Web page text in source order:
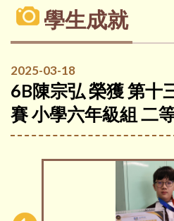
學生成就
2025-03-18
6B陳宗弘 榮獲 第十
賽 小學六年級組 二